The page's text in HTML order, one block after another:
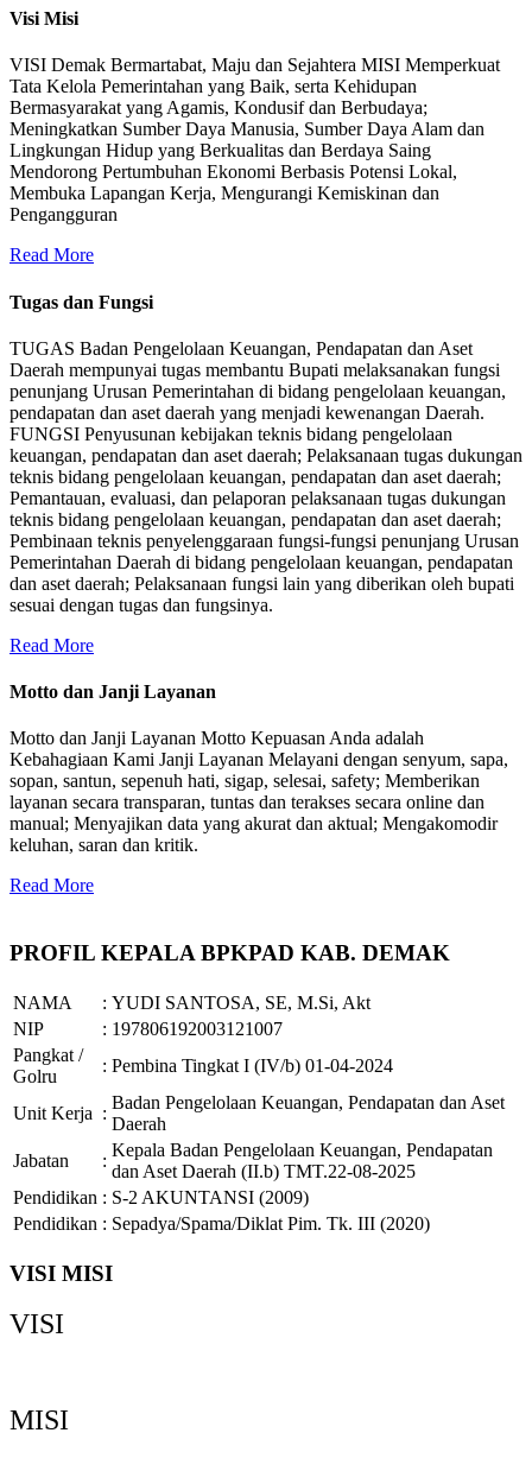
Visi Misi
VISI Demak Bermartabat, Maju dan Sejahtera MISI Memperkuat
Tata Kelola Pemerintahan yang Baik, serta Kehidupan
Bermasyarakat yang Agamis, Kondusif dan Berbudaya;
Meningkatkan Sumber Daya Manusia, Sumber Daya Alam dan
Lingkungan Hidup yang Berkualitas dan Berdaya Saing
Mendorong Pertumbuhan Ekonomi Berbasis Potensi Lokal,
Membuka Lapangan Kerja, Mengurangi Kemiskinan dan
Pengangguran
Read More
Tugas dan Fungsi
TUGAS Badan Pengelolaan Keuangan, Pendapatan dan Aset
Daerah mempunyai tugas membantu Bupati melaksanakan fungsi
penunjang Urusan Pemerintahan di bidang pengelolaan keuangan,
pendapatan dan aset daerah yang menjadi kewenangan Daerah.
FUNGSI Penyusunan kebijakan teknis bidang pengelolaan
keuangan, pendapatan dan aset daerah; Pelaksanaan tugas dukungan
teknis bidang pengelolaan keuangan, pendapatan dan aset daerah;
Pemantauan, evaluasi, dan pelaporan pelaksanaan tugas dukungan
teknis bidang pengelolaan keuangan, pendapatan dan aset daerah;
Pembinaan teknis penyelenggaraan fungsi-fungsi penunjang Urusan
Pemerintahan Daerah di bidang pengelolaan keuangan, pendapatan
dan aset daerah; Pelaksanaan fungsi lain yang diberikan oleh bupati
sesuai dengan tugas dan fungsinya.
Read More
Motto dan Janji Layanan
Motto dan Janji Layanan Motto Kepuasan Anda adalah
Kebahagiaan Kami Janji Layanan Melayani dengan senyum, sapa,
sopan, santun, sepenuh hati, sigap, selesai, safety; Memberikan
layanan secara transparan, tuntas dan terakses secara online dan
manual; Menyajikan data yang akurat dan aktual; Mengakomodir
keluhan, saran dan kritik.
Read More
PROFIL KEPALA BPKPAD KAB. DEMAK
NAMA : YUDI SANTOSA, SE, M.Si, Akt
NIP
: 197806192003121007
Pangkat /
Golru
: Pembina Tingkat I (IV/b) 01-04-2024
Unit Kerja :
Badan Pengelolaan Keuangan, Pendapatan dan Aset
Daerah
Jabatan
:
Kepala Badan Pengelolaan Keuangan, Pendapatan
dan Aset Daerah (II.b) TMT.22-08-2025
Pendidikan : S-2 AKUNTANSI (2009)
Pendidikan : Sepadya/Spama/Diklat Pim. Tk. III (2020)
VISI MISI
VISI
MISI